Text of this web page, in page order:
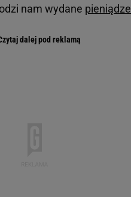
nam wydane pieniądze